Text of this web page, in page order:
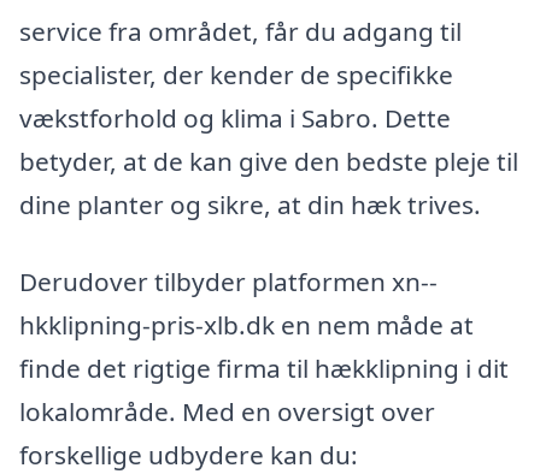
service fra området, får du adgang til
specialister, der kender de specifikke
vækstforhold og klima i Sabro. Dette
betyder, at de kan give den bedste pleje til
dine planter og sikre, at din hæk trives.
Derudover tilbyder platformen xn--
hkklipning-pris-xlb.dk en nem måde at
finde det rigtige firma til hækklipning i dit
lokalområde. Med en oversigt over
forskellige udbydere kan du: